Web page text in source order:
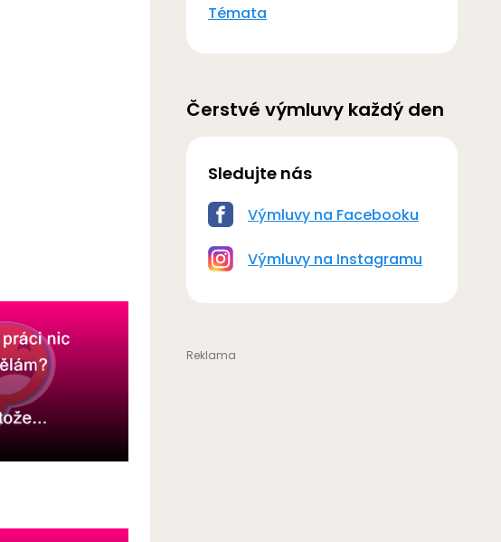
Témata
Čerstvé výmluvy každý den
Sledujte nás
Výmluvy na Facebooku
Výmluvy na Instagramu